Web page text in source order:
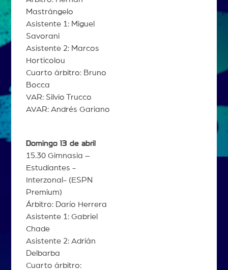
Mastrángelo
Asistente 1: Miguel
Savorani
Asistente 2: Marcos
Horticolou
Cuarto árbitro: Bruno
Bocca
VAR: Silvio Trucco
AVAR: Andrés Gariano
Domingo 13 de abril
15.30 Gimnasia –
Estudiantes -
Interzonal- (ESPN
Premium)
Árbitro: Darío Herrera
Asistente 1: Gabriel
Chade
Asistente 2: Adrián
Delbarba
Cuarto árbitro: